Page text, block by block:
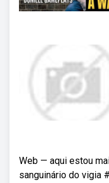
Web — aqui estou
sanguinário do vigia